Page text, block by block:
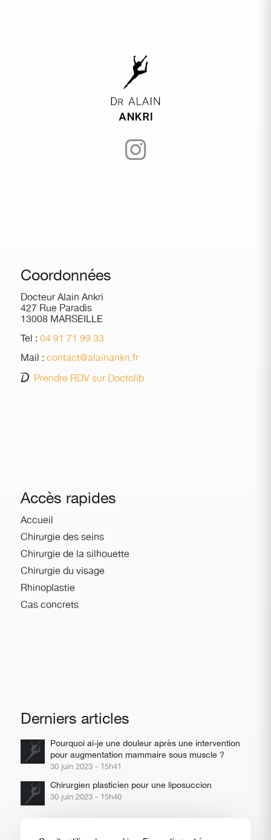
Coordonnées
Docteur Alain Ankri
427 Rue Paradis
13008 MARSEILLE
Tel : 04 91 71 99 33
Mail : contact@alainankri.fr
Prendre RDV sur Doctolib
Accès rapides
Accueil
Chirurgie des seins
Chirurgie de la silhouette
Chirurgie du visage
Rhinoplastie
Cas concrets
Derniers articles
Pourquoi ai-je une douleur après une intervention
pour augmentation mammaire sous muscle ?
30 juin 2023 - 15h41
Chirurgien plasticien pour une liposuccion
30 juin 2023 - 15h40